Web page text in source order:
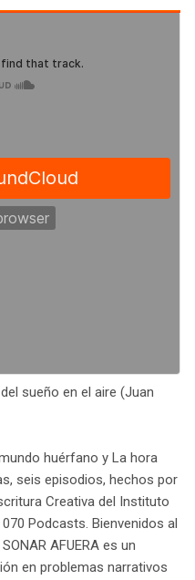
del sueño en el aire (Juan
huérfano y La hora
seis episodios, hechos por
Creativa del Instituto
Podcasts. Bienvenidos al
AFUERA es un
en problemas narrativos